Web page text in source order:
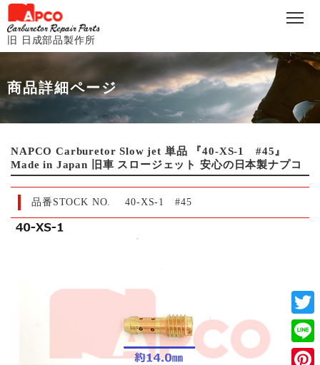
旧 日成部品製作所
商品詳細ページ
NAPCO Carburetor Slow jet 単品 『40-XS-1 #45』
Made in Japan 旧車 スロージェット 安心の日本製ナプコ
品番STOCK NO. 40-XS-1 #45
Line